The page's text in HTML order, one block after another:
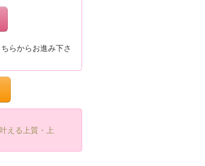
らからお進み下さ
える上質・上